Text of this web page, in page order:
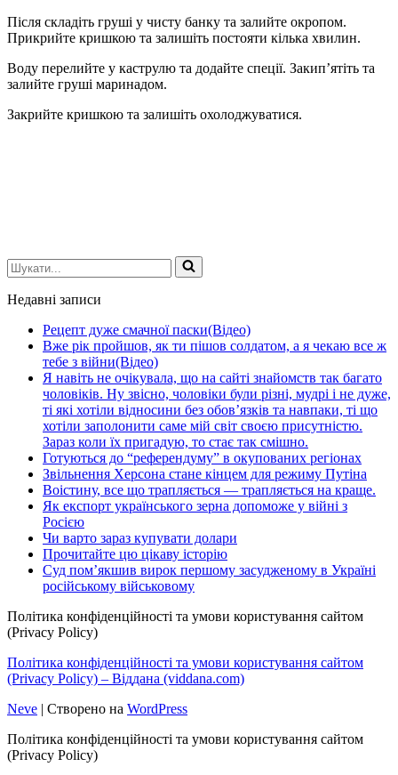
Після складіть груші у чисту банку та залийте окропом.
Прикрийте кришкою та залишіть постояти кілька хвилин.
Воду перелийте у каструлю та додайте спеції. Закип’ятіть та
залийте груші маринадом.
Закрийте кришкою та залишіть охолоджуватися.
Шукати...
Недавні записи
Рецепт дуже смачної паски(Відео)
Вже рік пройшов, як ти пішов солдатом, а я чекаю все ж
тебе з війни(Відео)
Я навіть не очікувала, що на сайті знайомств так багато
чоловіків. Ну звісно, чоловіки були різні, мудрі і не дуже,
ті які хотіли відносини без обов’язків та навпаки, ті що
хотіли заполонити саме мій світ своєю присутністю.
Зараз коли їх пригадую, то стає так смішно.
Готуються до “референдуму” в окупованих регіонах
Звільнення Херсона стане кінцем для режиму Путіна
Воістину, все що трапляється — трапляється на краще.
Як експорт українського зерна допоможе у війні з
Росією
Чи варто зараз купувати долари
Прочитайте цю цікаву історію
Суд пом’якшив вирок першому засудженому в Україні
російському військовому
Політика конфіденційності та умови користування сайтом
(Privacy Policy)
Політика конфіденційності та умови користування сайтом
(Privacy Policy) – Віддана (viddana.com)
Neve | Створено на WordPress
Політика конфіденційності та умови користування сайтом
(Privacy Policy)